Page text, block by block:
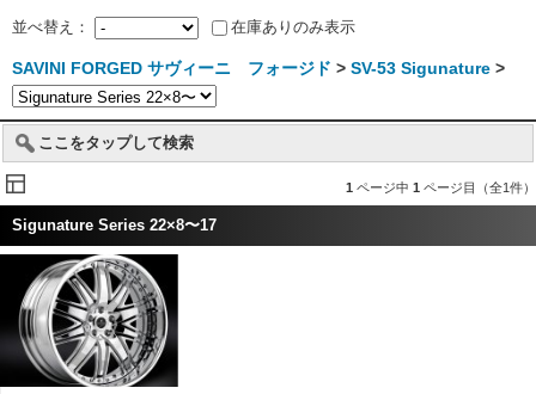
並べ替え： 在庫ありのみ表示
SAVINI FORGED サヴィーニ フォージド > SV-53 Sigunature >
ここをタップして検索
1 ページ中 1 ページ目（全1件）
Sigunature Series 22×8〜17